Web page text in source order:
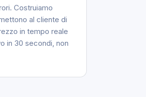
Costruiamo
al cliente di
in tempo reale
in 30 secondi, non